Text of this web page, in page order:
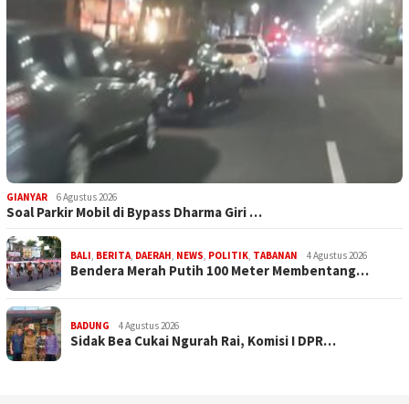
GIANYAR 6 Agustus 2026
Soal Parkir Mobil di Bypass Dharma Giri …
BALI, BERITA, DAERAH, NEWS, POLITIK, TABANAN 4 Agustus 2026
Bendera Merah Putih 100 Meter Membentang…
BADUNG 4 Agustus 2026
Sidak Bea Cukai Ngurah Rai, Komisi I DPR…